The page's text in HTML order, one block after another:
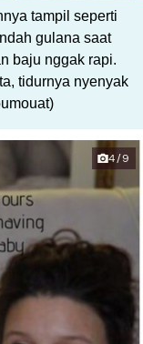
tampil seperti
gulana saat
baju nggak rapi.
tidurnya nyenyak
4/9